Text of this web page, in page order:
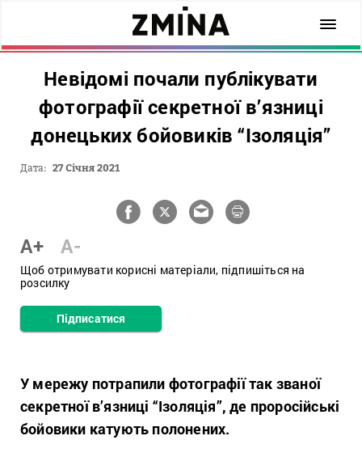
Невідомі почали публікувати
фотографії секретної в’язниці
донецьких бойовиків “Ізоляція”
Дата: 27 Січня 2021
A+ A-
Щоб отримувати корисні матеріали, підпишіться на
розсилку
Підписатися
У мережу потрапили фотографії так званої
секретної в’язниці “Ізоляція”, де проросійські
бойовики катують полонених.